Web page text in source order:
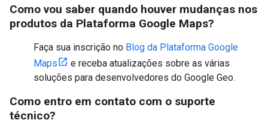
Como vou saber quando houver mudanças nos
produtos da Plataforma Google Maps?
Faça sua inscrição no Blog da Plataforma Google
Maps
e receba atualizações sobre as várias
soluções para desenvolvedores do Google Geo.
Como entro em contato com o suporte
técnico?